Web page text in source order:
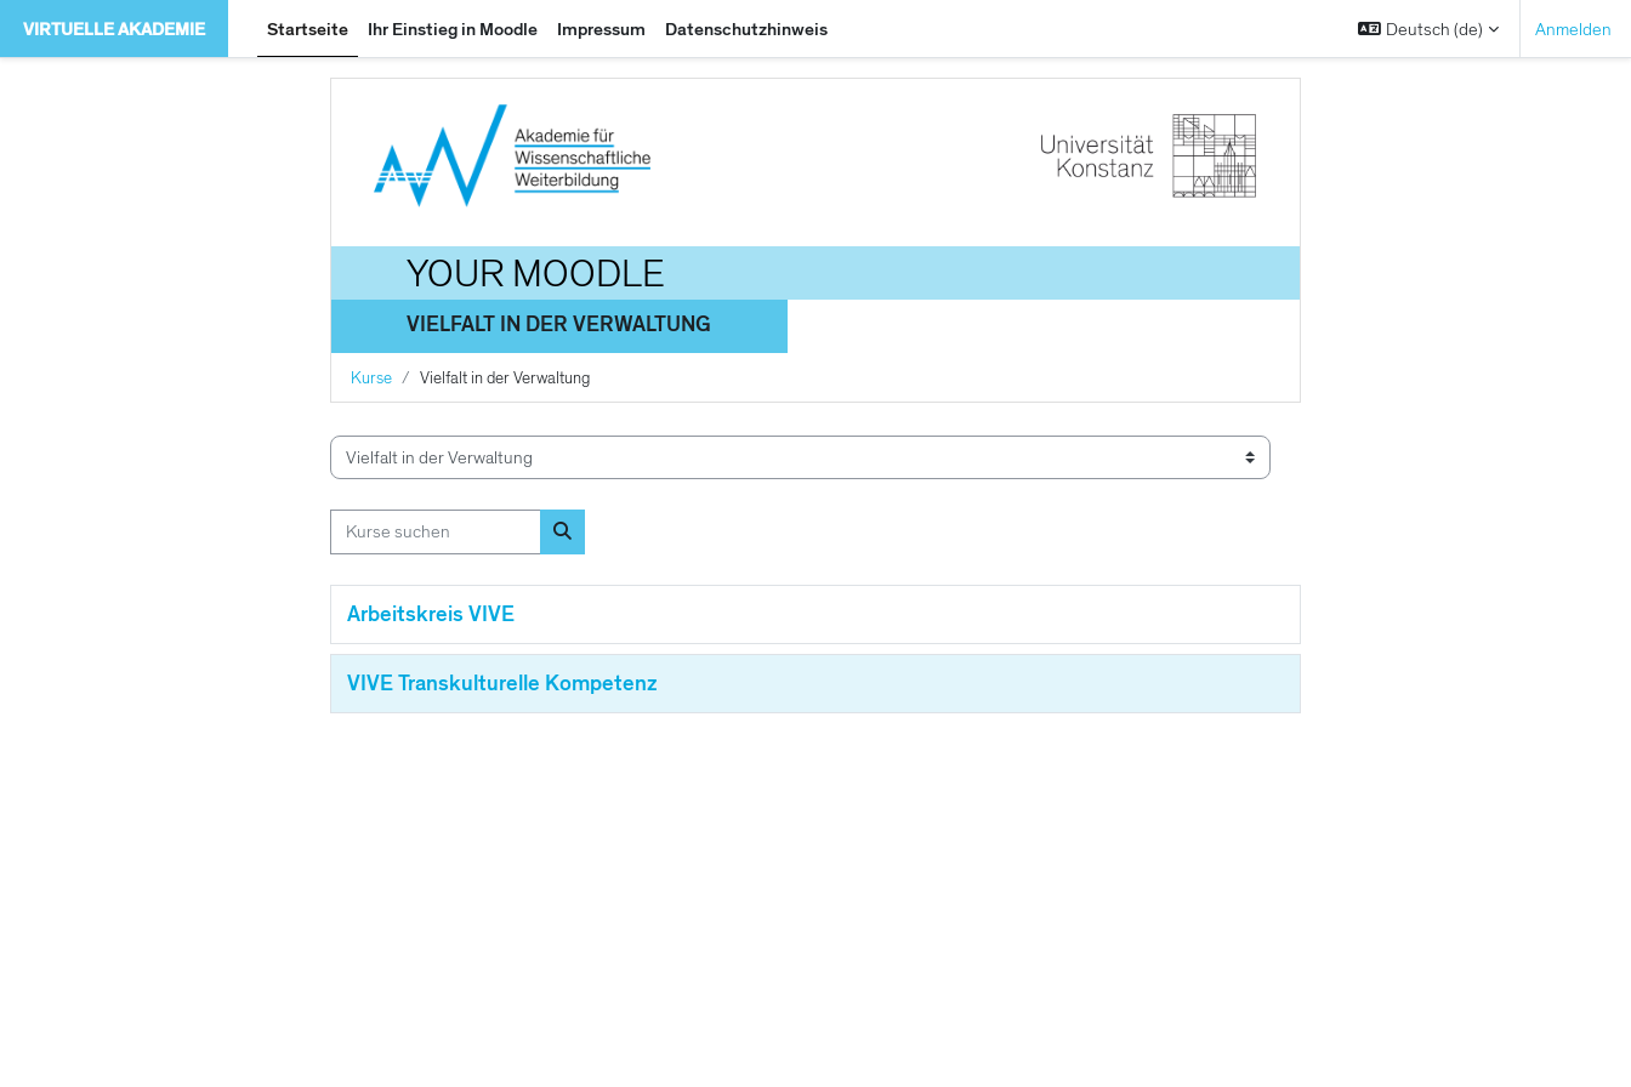
VIRTUELLE AKADEMIE Startseite Ihr Einstieg in Moodle Impressum Datenschutzhinweis Deutsch ‎(de)‎ Anmelden
YOUR MOODLE
VIELFALT IN DER VERWALTUNG
Kurse Vielfalt in der Verwaltung
Kursbereiche
Kurse suchen
Kurse suchen
Arbeitskreis VIVE
VIVE Transkulturelle Kompetenz